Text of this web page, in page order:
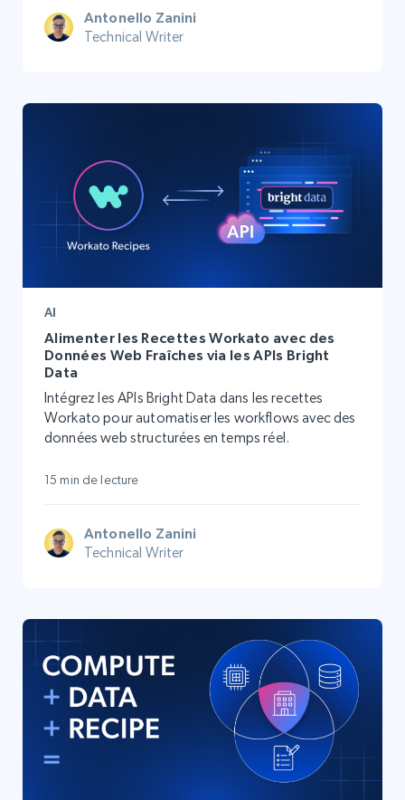
Antonello Zanini
Technical Writer
AI
Alimenter les Recettes Workato avec des
Données Web Fraîches via les APIs Bright
Data
Intégrez les APIs Bright Data dans les recettes
Workato pour automatiser les workflows avec des
données web structurées en temps réel.
15 min de lecture
Antonello Zanini
Technical Writer